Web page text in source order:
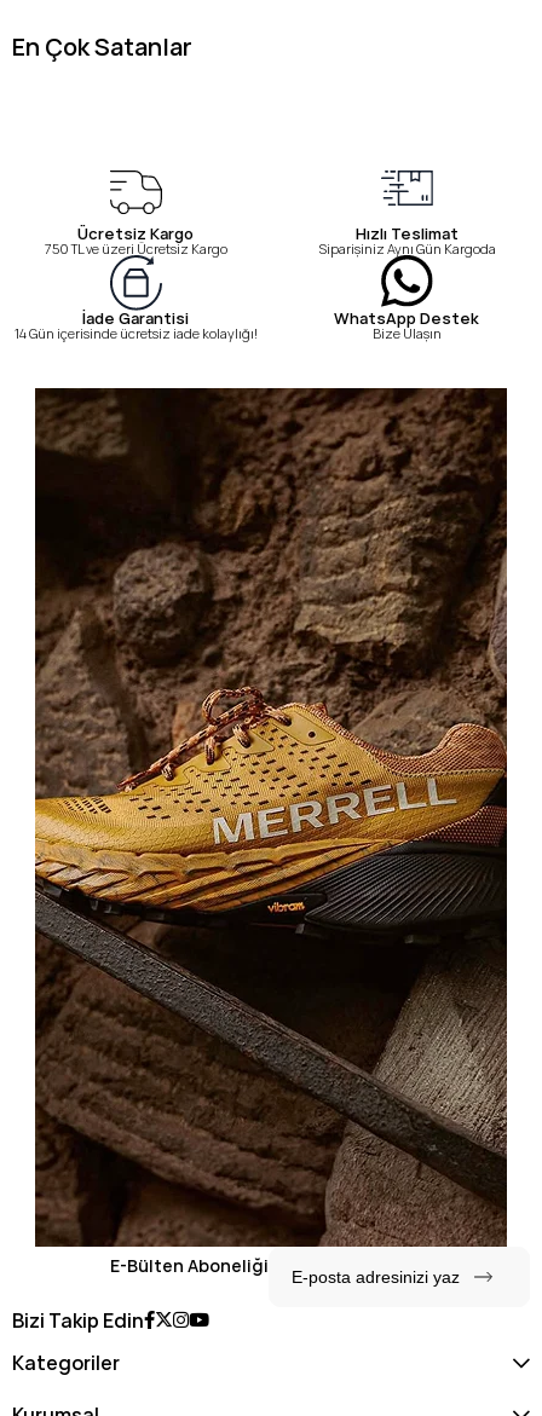
En Çok Satanlar
Ücretsiz Kargo
750 TL ve üzeri Ücretsiz Kargo
Hızlı Teslimat
Siparişiniz Aynı Gün Kargoda
İade Garantisi
14 Gün içerisinde ücretsiz iade kolaylığı!
WhatsApp Destek
Bize Ulaşın
E-Bülten Aboneliği
Bizi Takip Edin
Kategoriler